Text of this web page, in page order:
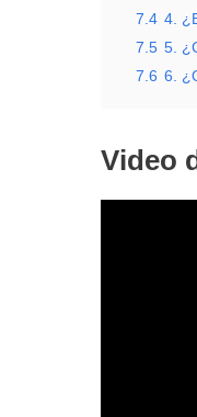
7.4 4.
7.5 5.
7.6 6.
Video